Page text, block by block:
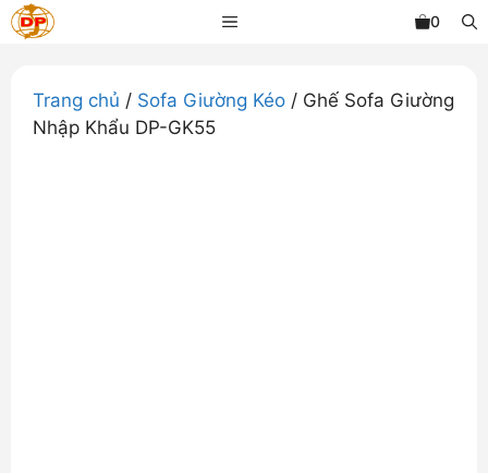
Chuyển
đến
dung
MENU 0
Trang chủ / Sofa Giường Kéo / Ghế Sofa Giường
Nhập Khẩu DP-GK55